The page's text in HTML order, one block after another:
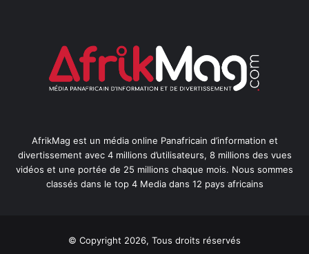
AfrikMag est un média online Panafricain d’information et
divertissement avec 4 millions d’utilisateurs, 8 millions des vues
vidéos et une portée de 25 millions chaque mois. Nous sommes
classés dans le top 4 Media dans 12 pays africains
© Copyright 2026, Tous droits réservés